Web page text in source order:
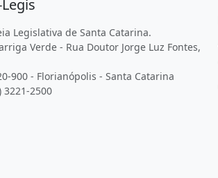
Legislativa de Santa Catarina.
Verde - Rua Doutor Jorge Luz Fontes,
900 - Florianópolis - Santa Catarina
3221-2500